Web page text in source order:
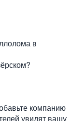
в
компанию
увидят вашу